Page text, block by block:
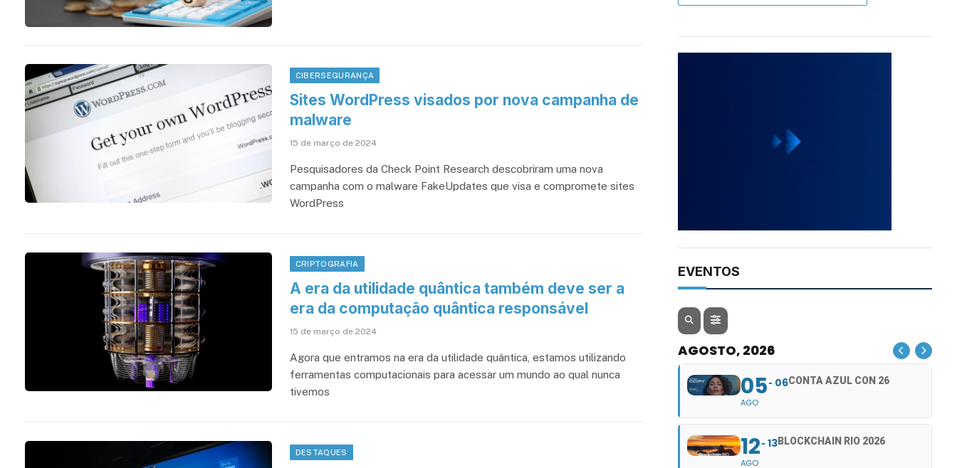
CIBERSEGURANÇA
Sites WordPress visados por nova campanha de
malware
15 de março de 2024
Pesquisadores da Check Point Research descobriram uma nova
campanha com o malware FakeUpdates que visa e compromete sites
WordPress
CRIPTOGRAFIA
A era da utilidade quântica também deve ser a
era da computação quântica responsável
15 de março de 2024
Agora que entramos na era da utilidade quântica, estamos utilizando
ferramentas computacionais para acessar um mundo ao qual nunca
tivemos
DESTAQUES
EVENTOS
AGOSTO, 2026
05
AGO
06CONTA AZUL CON 26
12
AGO
13BLOCKCHAIN RIO 2026